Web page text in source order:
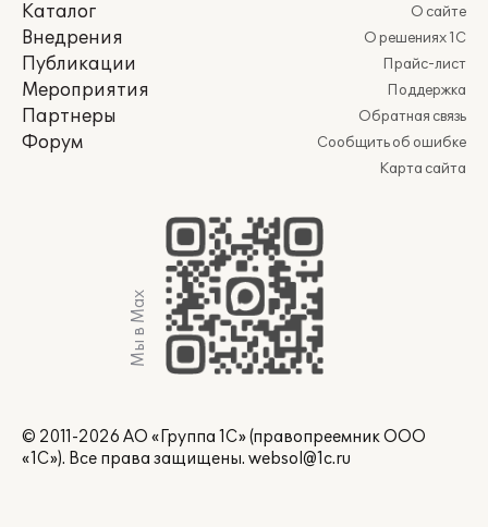
Каталог
Внедрения
Публикации
Мероприятия
Партнеры
Форум
О сайте
О решениях 1С
Прайс-лист
Поддержка
Обратная связь
Сообщить об ошибке
Карта сайта
Мы в Max
© 2011-2026 АО «Группа 1С» (правопреемник ООО
«1С»). Все права защищены. websol@1c.ru